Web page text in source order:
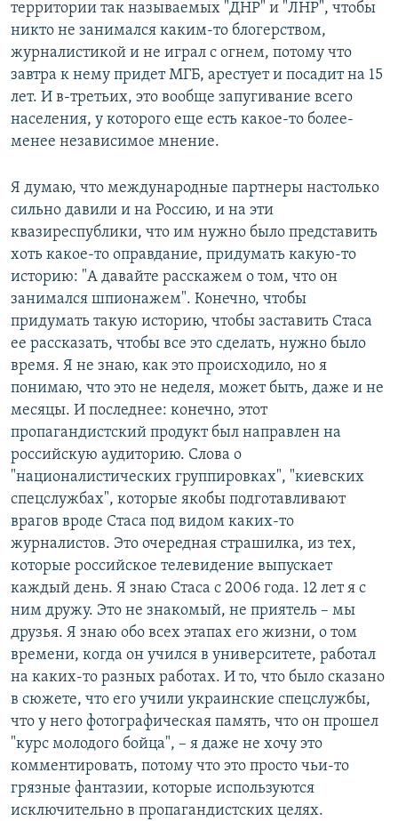
территории так называемых "ДНР" и "ЛНР", чтобы
никто не занимался каким-то блогерством,
журналистикой и не играл с огнем, потому что
завтра к нему придет МГБ, арестует и посадит на 15
лет. И в-третьих, это вообще запугивание всего
населения, у которого еще есть какое-то более-
менее независимое мнение.
Я думаю, что международные партнеры настолько
сильно давили и на Россию, и на эти
квазиреспублики, что им нужно было представить
хоть какое-то оправдание, придумать какую-то
историю: "А давайте расскажем о том, что он
занимался шпионажем". Конечно, чтобы
придумать такую историю, чтобы заставить Стаса
ее рассказать, чтобы все это сделать, нужно было
время. Я не знаю, как это происходило, но я
понимаю, что это не неделя, может быть, даже и не
месяцы. И последнее: конечно, этот
пропагандистский продукт был направлен на
российскую аудиторию. Слова о
"националистических группировках", "киевских
спецслужбах", которые якобы подготавливают
врагов вроде Стаса под видом каких-то
журналистов. Это очередная страшилка, из тех,
которые российское телевидение выпускает
каждый день. Я знаю Стаса с 2006 года. 12 лет я с
ним дружу. Это не знакомый, не приятель – мы
друзья. Я знаю обо всех этапах его жизни, о том
времени, когда он учился в университете, работал
на каких-то разных работах. И то, что было сказано
в сюжете, что его учили украинские спецслужбы,
что у него фотографическая память, что он прошел
"курс молодого бойца", – я даже не хочу это
комментировать, потому что это просто чьи-то
грязные фантазии, которые используются
исключительно в пропагандистских целях.